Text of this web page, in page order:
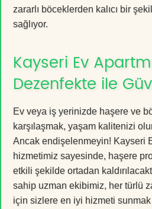
zararlı böceklerden kalıcı bir
sağlıyor.
Kayseri Ev
Dezenfekte ile
Ev veya iş yerinizde haşere ve
karşılaşmak, yaşam kalitenizi
Ancak endişelenmeyin! Kayseri
hizmetimiz sayesinde, haşere
etkili şekilde ortadan
sahip uzman ekibimiz, her türlü
için sizlere en iyi hizmeti sunmak